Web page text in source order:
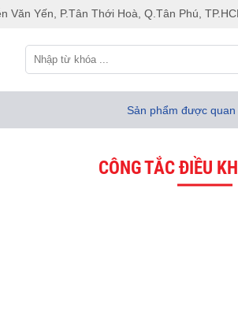
Văn Yến, P.Tân Thới Hoà, Q.Tân Phú,
Sản phẩm được quan
CÔNG TẮC ĐIỀU